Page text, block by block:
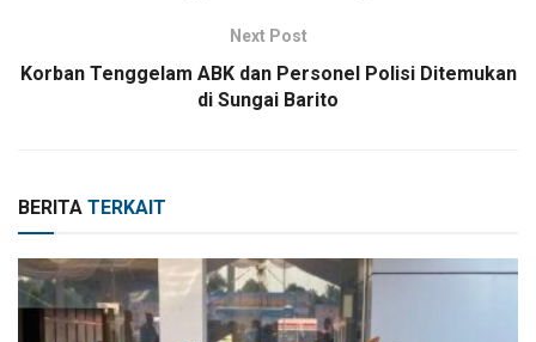
Next Post
Korban Tenggelam ABK dan Personel Polisi Ditemukan
di Sungai Barito
BERITA TERKAIT